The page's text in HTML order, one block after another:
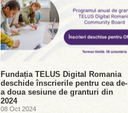
Fundația TELUS Digital Romania
deschide înscrierile pentru cea de-
a doua sesiune de granturi din
2024
08 Oct 2024